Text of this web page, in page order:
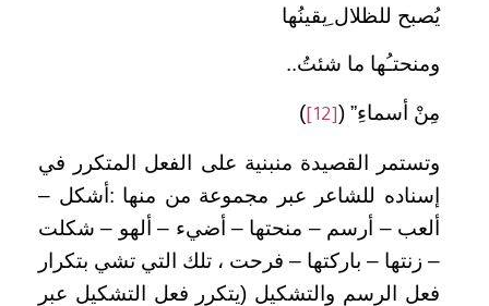
يُصبح للظلال ِيقينُها
ومنحتـُها ما شئتُ..
مِنْ أسماءِ” ( )
وتستمر القصيدة منبنية على الفعل المتكرر في
إسناده للشاعر عبر مجموعة من منها :أشكل –
ألعب – أرسم – منحتها – أضيء – ألهو – شكلت
– زنتها – باركتها – فرحت ، تلك التي تشي بتكرار
فعل الرسم والتشكيل (يتكرر فعل التشكيل عبر